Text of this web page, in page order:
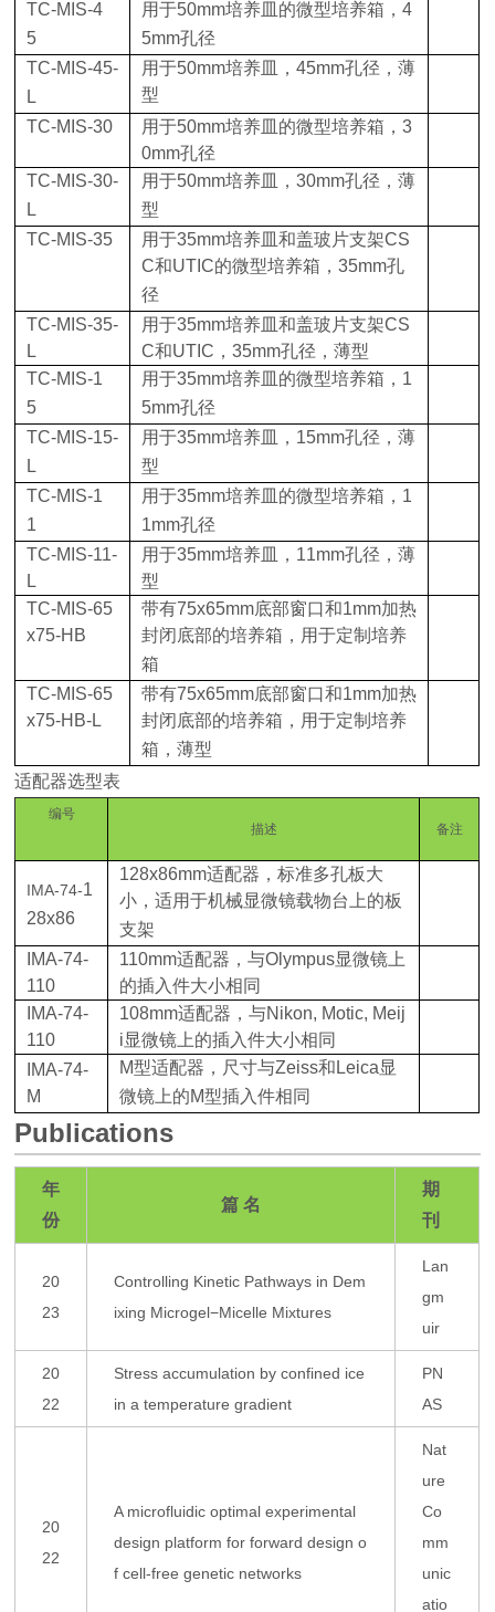
TC-MIS-4
5
用于50mm培养皿的微型培养箱，4
5mm孔径
TC-MIS-45-
L
用于50mm培养皿，45mm孔径，薄
型
TC-MIS-30
用于50mm培养皿的微型培养箱，3
0mm孔径
TC-MIS-30-
L
用于50mm培养皿，30mm孔径，薄
型
TC-MIS-35
用于35mm培养皿和盖玻片支架CS
C和UTIC的微型培养箱，35mm孔
径
TC-MIS-35-
L
用于35mm培养皿和盖玻片支架CS
C和UTIC ，35mm孔径，薄型
TC-MIS-1
5
用于35mm培养皿的微型培养箱， 1
5mm孔径
TC-MIS-15-
L
用于35mm培养皿， 15mm孔径，薄
型
TC-MIS-1
1
用于35mm培养皿的微型培养箱， 1
1mm孔径
TC-MIS-11-
L
用于35mm培养皿， 11mm孔径，薄
型
TC-MIS-65
x75-HB
带有75x65mm底部窗口和1mm加热
封闭底部的培养箱，用于定制培养
箱
TC-MIS-65
x75-HB-L
带有75x65mm底部窗口和1mm加热
封闭底部的培养箱，用于定制培养
箱，薄型
适配器选型表
编号
描述
备注
IMA-74-1
28x86
128x86mm适配器，标准多孔板大
小，适用于机械显微镜载物台上的板
支架
IMA-74-
110
110mm适配器，与Olympus显微镜上
的插入件大小相同
IMA-74-
110
108mm适配器，与Nikon, Motic, Meij
i显微镜上的插入件大小相同
IMA-74-
M
M型适配器，尺寸与Zeiss和 Leica显
微镜上的M型插入件相同
Publications
年
份
篇 名
期
刊
20
23
Controlling Kinetic Pathways in Dem
ixing Microgel−Micelle Mixtures
Lan
gm
uir
20
22
Stress accumulation by confined ice
in a temperature gradient
PN
AS
20
22
A microfluidic optimal experimental
design platform for forward design o
f cell-free genetic networks
Nat
ure
Co
mm
unic
atio